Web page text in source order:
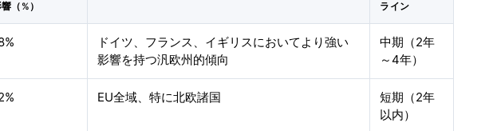
（%）
ライン
ドイツ、フランス、イギリスにおいてより強い
影響を持つ汎欧州的傾向
中期（2年
～4年）
EU全域、特に北欧諸国
短期（2年
以内）